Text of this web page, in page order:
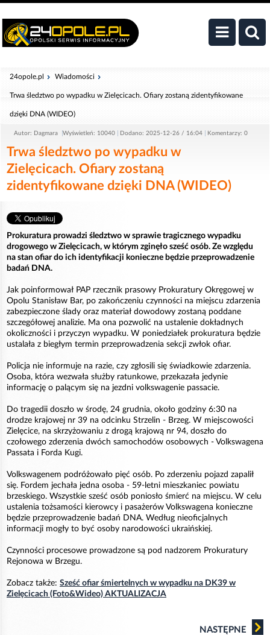
24opole.pl Wiadomości
Trwa śledztwo po wypadku w Zielęcicach. Ofiary zostaną zidentyfikowane
dzięki DNA (WIDEO)
Autor: Dagmara Wyświetleń: 10040 Dodano: 2025-12-26 / 16:04 Komentarzy: 0
Trwa śledztwo po wypadku w
Zielęcicach. Ofiary zostaną
zidentyfikowane dzięki DNA (WIDEO)
Prokuratura prowadzi śledztwo w sprawie tragicznego wypadku
drogowego w Zielęcicach, w którym zginęło sześć osób. Ze względu
na stan ofiar do ich identyfikacji konieczne będzie przeprowadzenie
badań DNA.
Jak poinformował PAP rzecznik prasowy Prokuratury Okręgowej w
Opolu Stanisław Bar, po zakończeniu czynności na miejscu zdarzenia
zabezpieczone ślady oraz materiał dowodowy zostaną poddane
szczegółowej analizie. Ma ona pozwolić na ustalenie dokładnych
okoliczności i przyczyn wypadku. W poniedziałek prokuratura będzie
ustalała z biegłym termin przeprowadzenia sekcji zwłok ofiar.
Policja nie informuje na razie, czy zgłosili się świadkowie zdarzenia.
Osoba, która wezwała służby ratunkowe, przekazała jedynie
informację o palącym się na jezdni volkswagenie passacie.
Do tragedii doszło w środę, 24 grudnia, około godziny 6:30 na
drodze krajowej nr 39 na odcinku Strzelin - Brzeg. W miejscowości
Zielęcice, na skrzyżowaniu z drogą krajową nr 94, doszło do
czołowego zderzenia dwóch samochodów osobowych - Volkswagena
Passata i Forda Kugi.
Volkswagenem podróżowało pięć osób. Po zderzeniu pojazd zapalił
się. Fordem jechała jedna osoba - 59-letni mieszkaniec powiatu
brzeskiego. Wszystkie sześć osób poniosło śmierć na miejscu. W celu
ustalenia tożsamości kierowcy i pasażerów Volkswagena konieczne
będzie przeprowadzenie badań DNA. Według nieoficjalnych
informacji mogły to być osoby narodowości ukraińskiej.
Czynności procesowe prowadzone są pod nadzorem Prokuratury
Rejonowa w Brzegu.
Zobacz także: Sześć ofiar śmiertelnych w wypadku na DK39 w
Zielęcicach (Foto&Wideo) AKTUALIZACJA
NASTĘPNE